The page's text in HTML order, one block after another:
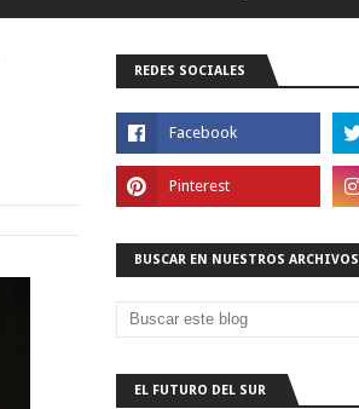
REDES SOCIALES
BUSCAR EN NUESTROS ARCHIVOS
EL FUTURO DEL SUR